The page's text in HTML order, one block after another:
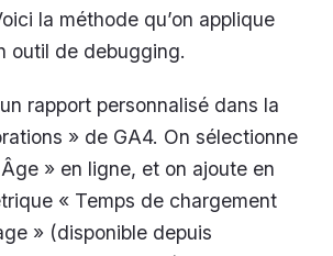
la méthode qu’on applique
outil de debugging.
rapport personnalisé dans la
» de GA4. On sélectionne
» en ligne, et on ajoute en
« Temps de chargement
» (disponible depuis